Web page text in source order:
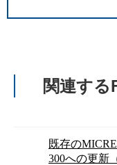
関連する
既存の
300への更新